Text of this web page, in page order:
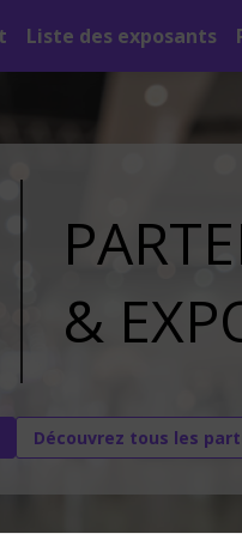
Liste des exposants
&
Découvrez tous les